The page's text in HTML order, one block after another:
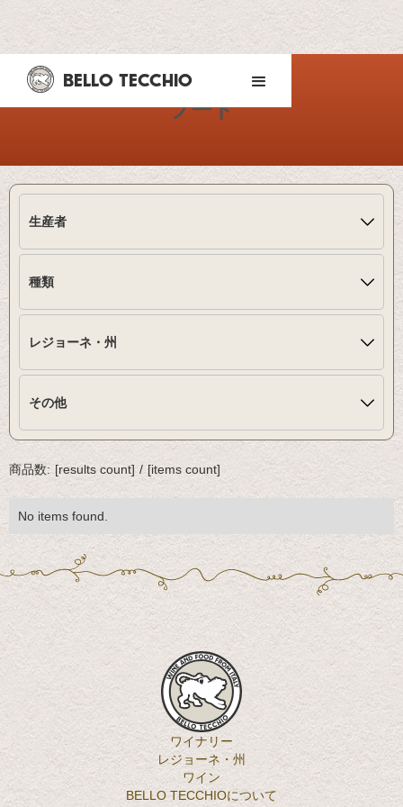
BELLO TECCHIO
フード
生産者
種類
レジョーネ・州
その他
商品数: [results count] / [items count]
No items found.
ワイナリー
レジョーネ・州
ワイン
BELLO TECCHIOについて